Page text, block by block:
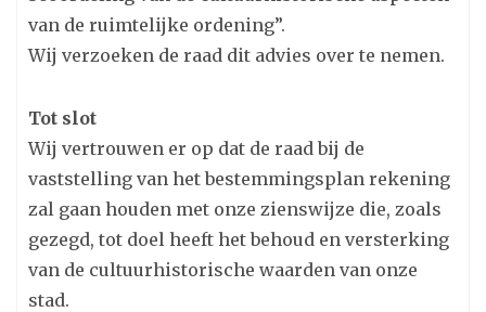
van de ruimtelijke ordening”.
Wij verzoeken de raad dit advies over te nemen.
Tot slot
Wij vertrouwen er op dat de raad bij de
vaststelling van het bestemmingsplan rekening
zal gaan houden met onze zienswijze die, zoals
gezegd, tot doel heeft het behoud en versterking
van de cultuurhistorische waarden van onze
stad.